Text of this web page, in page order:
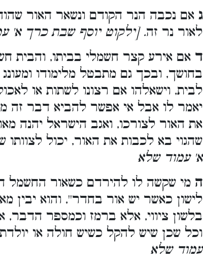
ג אם נכבה הנר הקודם ונשאר האור
לאור נר זה. [ילקוט יוסף שבת כרך א'
ד אם אירע קצר חשמלי בביתו, והבית
בחושך, ובכך גם מתבטל מלימודו
לבית, וישאלהו אם רצונו לשתות או
יאמר לו אבל אי אפשר להביא דבר זה
את האור לצורכו, ואגב הישראל יהנה
שהגוי בא לכבות את האור, יכול
א' עמוד שלא
ה מי שקשה לו להירדם כשאור החשמל
לישון כאשר יש אור בחדר'', והוא יבין
בלשון ציווי, אלא ברמז וכמספר הדבר,
וכל שכן שיש להקל כשיש חולה או
עמוד שלא